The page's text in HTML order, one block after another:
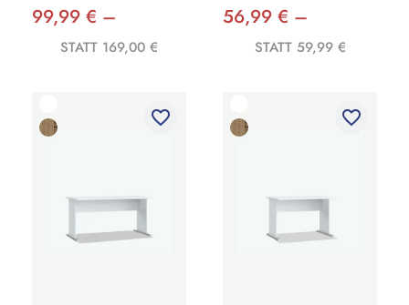
99,99 € –
STATT 169,00 €
56,99 € –
STATT 59,99 €
favorite_border favorite_border